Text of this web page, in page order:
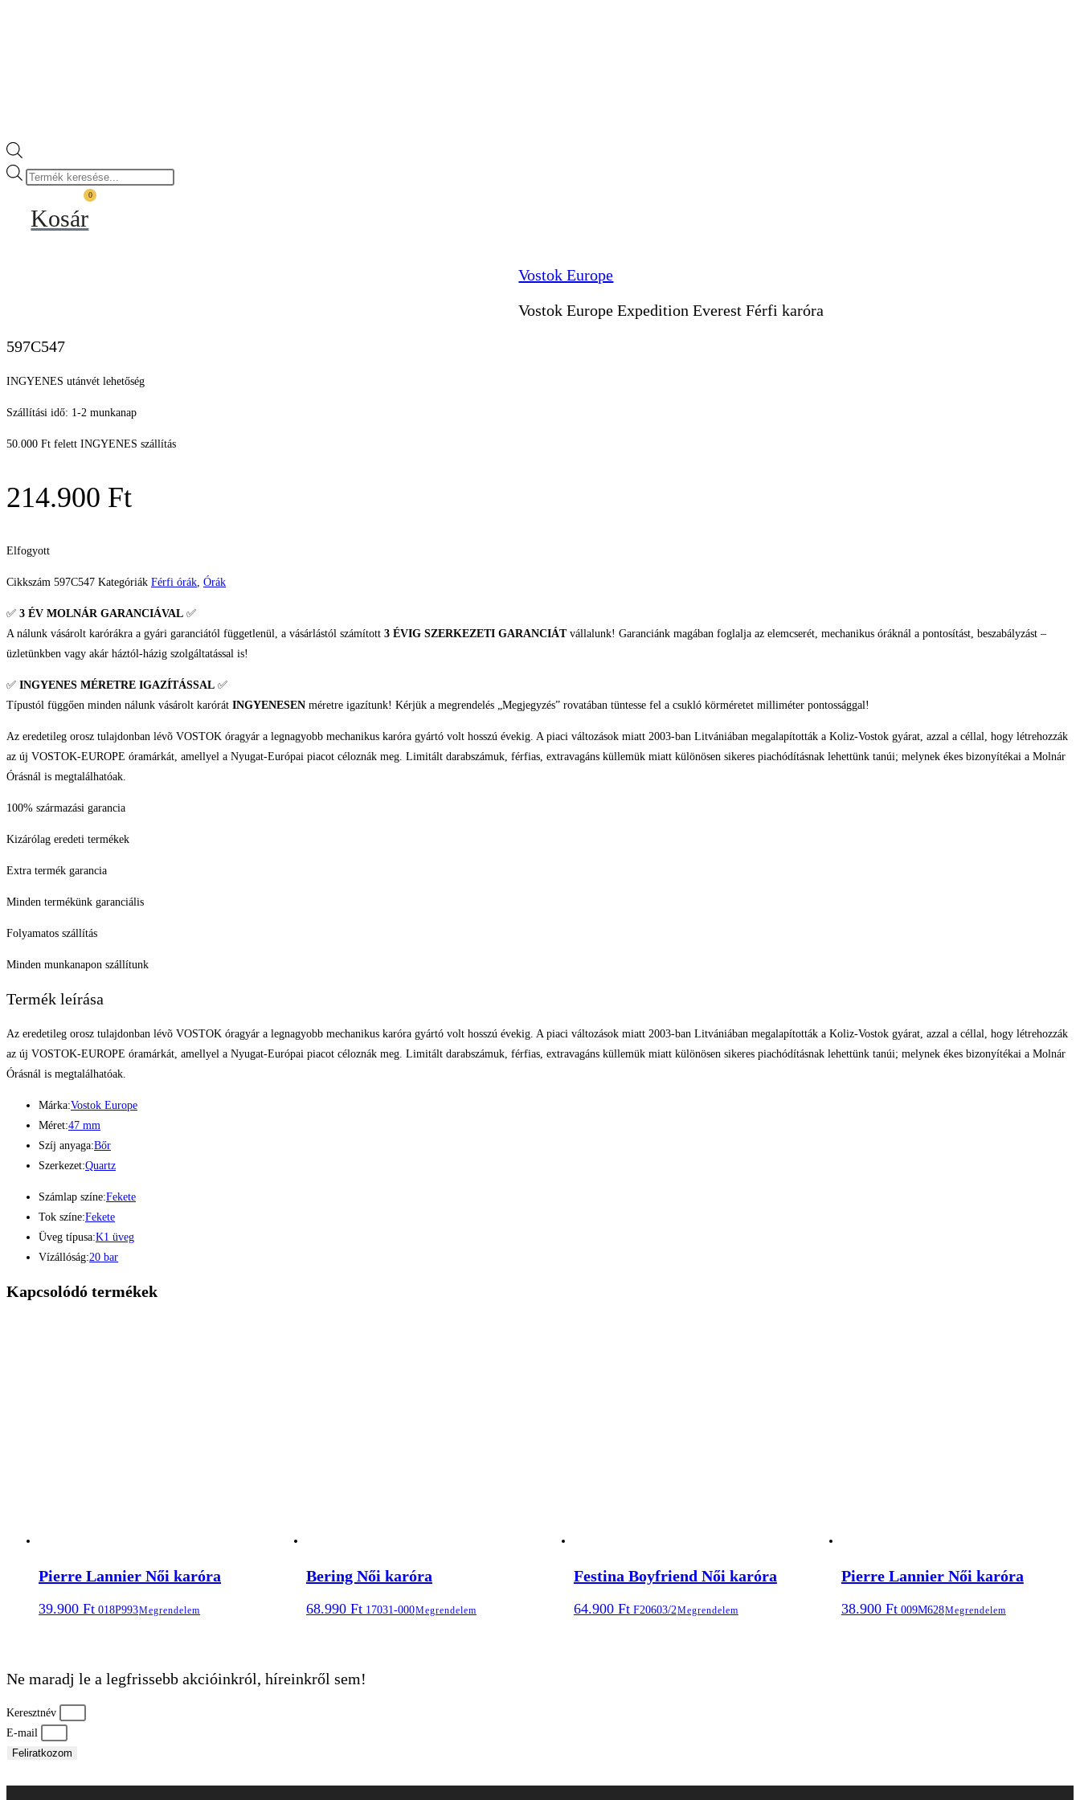
Products
0
Kosár
Vostok Europe
Vostok Europe Expedition Everest Férfi karóra
597C547
INGYENES utánvét lehetőség
Szállítási idő: 1-2 munkanap
50.000 Ft felett INGYENES szállítás
214.900 Ft
Elfogyott
Cikkszám 597C547 Kategóriák Férfi órák Órák
✅ 3 ÉV MOLNÁR GARANCIÁVAL ✅
A nálunk vásárolt karórákra a gyári garanciától függetlenül, a vásárlástól számított 3 ÉVIG SZERKEZETI GARANCIÁTvállalunk! Garanciánk magában foglalja az elemcserét, mechanikus óráknál a pontosítást, beszabályzást –
üzletünkben vagy akár háztól-házig szolgáltatással is!
✅ INGYENES MÉRETRE IGAZÍTÁSSAL ✅
Típustól függően minden nálunk vásárolt karórát INGYENESEN méretre igazítunk! Kérjük a megrendelés „Megjegyzés” rovatában tüntesse fel a csukló körméretet milliméter pontossággal!
Az eredetileg orosz tulajdonban lévõ VOSTOK óragyár a legnagyobb mechanikus karóra gyártó volt hosszú évekig. A piaci változások miatt 2003-ban Litvániában megalapították a Koliz-Vostok gyárat, azzal a céllal, hogy létrehozzák
az új VOSTOK-EUROPE óramárkát, amellyel a Nyugat-Európai piacot céloznák meg. Limitált darabszámuk, férfias, extravagáns küllemük miatt különösen sikeres piachódításnak lehettünk tanúi; melynek ékes bizonyítékai a Molnár
Órásnál is megtalálhatóak.
100% származási garancia
Kizárólag eredeti termékek
Extra termék garancia
Minden termékünk garanciális
Folyamatos szállítás
Minden munkanapon szállítunk
Termék leírása
Az eredetileg orosz tulajdonban lévõ VOSTOK óragyár a legnagyobb mechanikus karóra gyártó volt hosszú évekig. A piaci változások miatt 2003-ban Litvániában megalapították a Koliz-Vostok gyárat, azzal a céllal, hogy létrehozzák
az új VOSTOK-EUROPE óramárkát, amellyel a Nyugat-Európai piacot céloznák meg. Limitált darabszámuk, férfias, extravagáns küllemük miatt különösen sikeres piachódításnak lehettünk tanúi; melynek ékes bizonyítékai a Molnár
Órásnál is megtalálhatóak.
Márka:Vostok Europe
Méret:47 mm
Szíj anyaga:Bőr
Szerkezet:Quartz
Számlap színe:Fekete
Tok színe:Fekete
Üveg típusa:K1 üveg
Vízállóság:20 bar
Kapcsolódó termékek
Pierre Lannier Női karóra
39.900 Ft 018P993Megrendelem
Bering Női karóra
68.990 Ft17031-000Megrendelem
Festina Boyfriend Női karóra
64.900 FtF20603/2Megrendelem
Pierre Lannier Női karóra
38.900 Ft009M628Megrendelem
Ne maradj le a legfrissebb akcióinkról, híreinkről sem!
Keresztnév
E-mail
Feliratkozom